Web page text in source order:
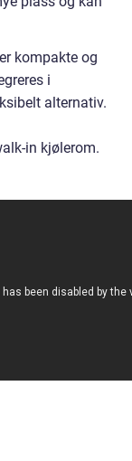
kompakte og
i
alternativ.
in kjølerom.